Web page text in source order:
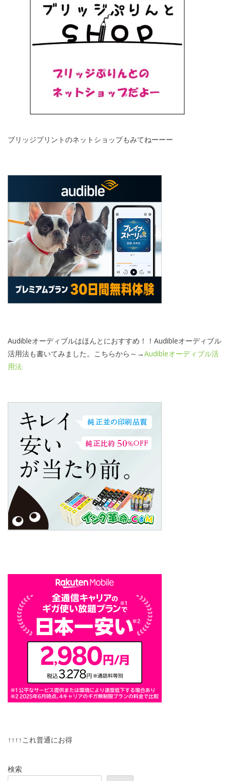
ブリッジプリントのネットショップもみてねーーー
Audibleオーディブルはほんとにおすすめ！！Audibleオーディブル
活用法も書いてみました。こちらから～→Audibleオーディブル活
用法
↑↑↑↑これ普通にお得
検索